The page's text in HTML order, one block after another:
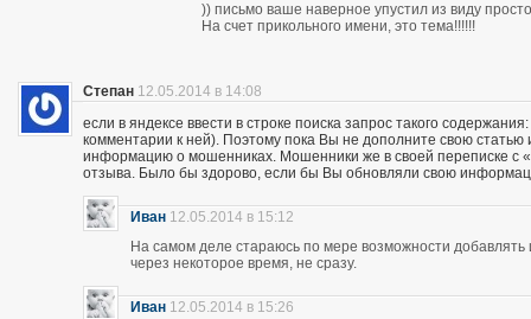
)) письмо ваше наверное упустил из виду
На счет прикольного имени, это тема!!!!!!
Степан 12.05.2014 в 14:08
если в яндексе ввести в строке поиска запрос такого
комментарии к ней). Поэтому пока Вы не дополните свою
информацию о мошенниках. Мошенники же в своей переписке с
отзыва. Было бы здорово, если бы Вы обновляли свою
Иван 12.05.2014 в 15:12
На самом деле стараюсь по мере возможности
через некоторое время, не сразу.
Иван 12.05.2014 в 15:26